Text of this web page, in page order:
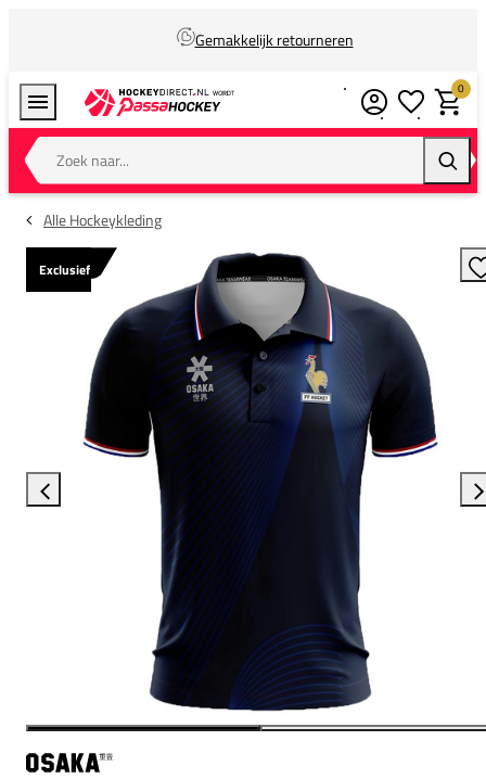
Gemakkelijk retourneren
Zoek naar...
0
Alle Hockeykleding
Exclusief